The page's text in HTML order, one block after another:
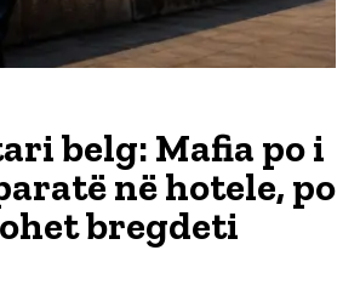
belg: Mafia po i
në hotele, po
bregdeti